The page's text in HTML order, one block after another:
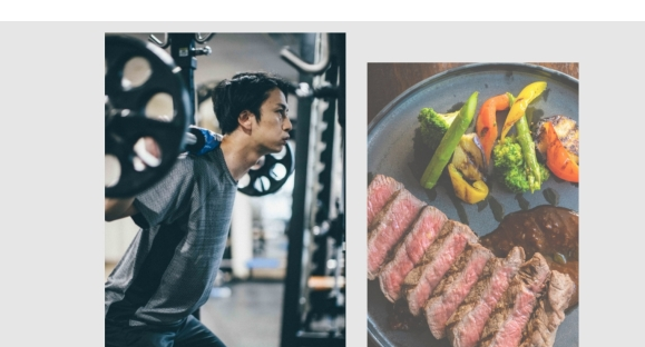
レッスンコース
レッスンお申し込み
FAQ
取材・メディア実績
お問い合わせ